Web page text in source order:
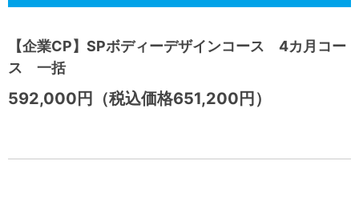
【企業CP】SPボディーデザインコース 4カ月コー
ス 一括
592,000円（税込価格651,200円）